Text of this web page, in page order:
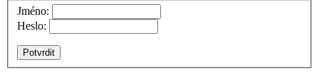
Jméno:
Heslo: